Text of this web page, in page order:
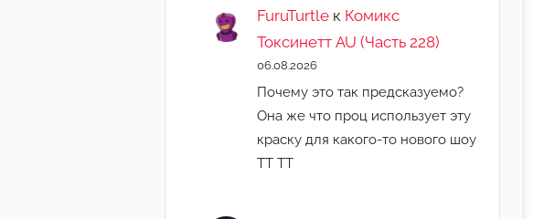
FuruTurtle к Комикс
Токсинетт AU (Часть 228)
06.08.2026
Почему это так предсказуемо?
Она же что проц использует эту
краску для какого-то нового шоу
ТТ ТТ